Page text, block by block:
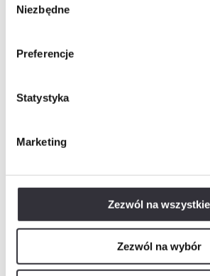
zgody
Niezbędne
Preferencje
Statystyka
Marketing
Zezwól na wszystkie
Zezwól na wybór